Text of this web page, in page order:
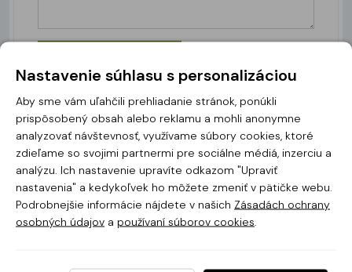
Opýtajte sa!
Predmet dotazu *
Nastavenie súhlasu s personalizáciou
Aby sme vám uľahčili prehliadanie stránok, ponúkli
prispôsobený obsah alebo reklamu a mohli anonymne
analyzovať návštevnosť, využívame súbory cookies, ktoré
zdieľame so svojimi partnermi pre sociálne médiá, inzerciu a
analýzu. Ich nastavenie upravíte odkazom "Upraviť
nastavenia" a kedykoľvek ho môžete zmeniť v pätičke webu.
Podrobnejšie informácie nájdete v našich Zásadách ochrany
osobných údajov a používaní súborov cookies